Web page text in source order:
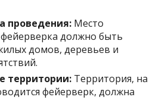
проведения: Место
должно быть
домов, деревьев и
территории: Территория, на
фейерверк, должна